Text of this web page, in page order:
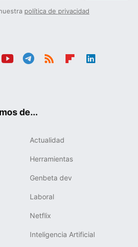
política de privacidad
de...
Actualidad
Herramientas
Genbeta dev
Laboral
Netflix
Inteligencia Artificial